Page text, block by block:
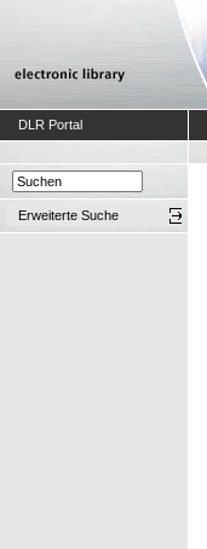
DLR Portal
Erweiterte Suche